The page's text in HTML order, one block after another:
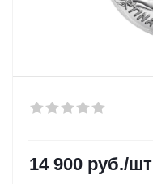
14 900 руб./шт